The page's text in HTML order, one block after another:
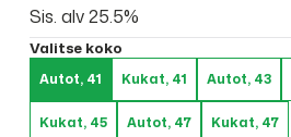
Sis. alv 25.5%
Valitse koko
Autot, 41 Kukat, 41 Autot, 43
Kukat, 45 Autot, 47 Kukat, 47